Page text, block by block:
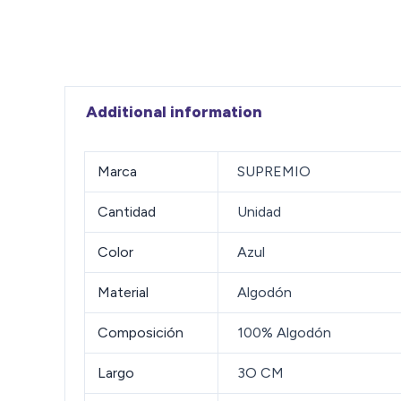
Additional information
Marca SUPREMIO
Cantidad Unidad
Color Azul
Material Algodón
Composición 100% Algodón
Largo 3O CM